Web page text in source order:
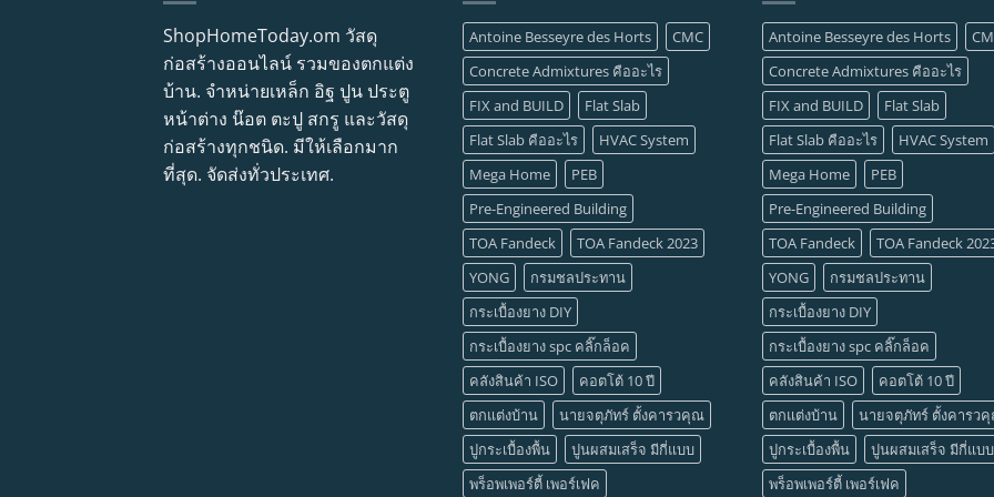
ShopHomeToday.om วัสดุ
ก่อสร้างออนไลน์ รวมของตกแต่ง
บ้าน. จำหน่ายเหล็ก อิฐ ปูน ประตู
หน้าต่าง น๊อต ตะปู สกรู และวัสดุ
ก่อสร้างทุกชนิด. มีให้เลือกมาก
ที่สุด. จัดส่งทั่วประเทศ.
Antoine Besseyre des Horts
CMC
Concrete Admixtures คืออะไร
FIX and BUILD
Flat Slab
Flat Slab คืออะไร
HVAC System
Mega Home
PEB
Pre-Engineered Building
TOA Fandeck
TOA Fandeck 2023
YONG
กรมชลประทาน
กระเบื้องยาง DIY
กระเบื้องยาง spc คลิ๊กล็อค
คลังสินค้า ISO
คอตโต้ 10 ปี
ตกแต่งบ้าน
นายจตุภัทร์ ตั้งคารวคุณ
ปูกระเบื้องพื้น
ปูนผสมเสร็จ มีกี่แบบ
พร็อพเพอร์ตี้ เพอร์เฟค
Antoine Besseyre des Horts
Concrete Admixtures คืออะไร
FIX and BUILD
Flat Slab
Flat Slab คืออะไร
HVAC System
Mega Home
PEB
Pre-Engineered Building
TOA Fandeck
TOA Fandeck
YONG
กรมชลประทาน
กระเบื้องยาง DIY
กระเบื้องยาง spc คลิ๊กล็อค
คลังสินค้า ISO
คอตโต้ 10 ปี
ตกแต่งบ้าน
นายจตุภัทร์ ตั้งคารว
ปูกระเบื้องพื้น
ปูนผสมเสร็จ มีกี่แบบ
พร็อพเพอร์ตี้ เพอร์เฟค